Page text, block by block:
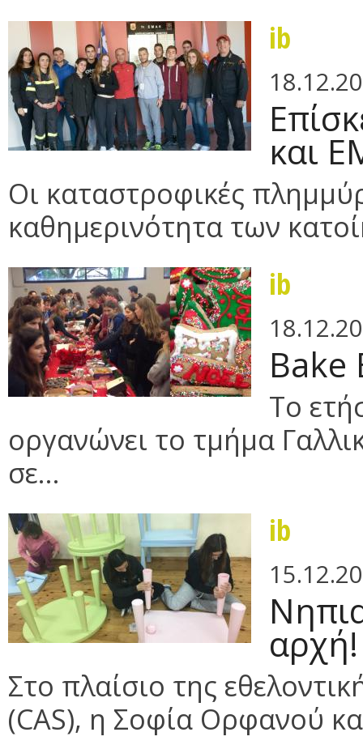
ib
και
Οι καταστροφικές
καθημερινότητα των
ib
Bake
Το
οργανώνει το τμήμα
σε...
ib
αρχή!
Στο πλαίσιο της
(CAS), η Σοφία Ορφανού